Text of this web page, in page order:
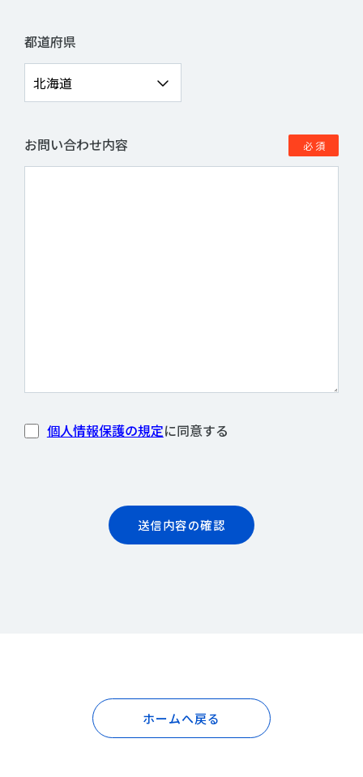
都道府県
お問い合わせ内容
個人情報保護の規定に同意する
ホームへ戻る